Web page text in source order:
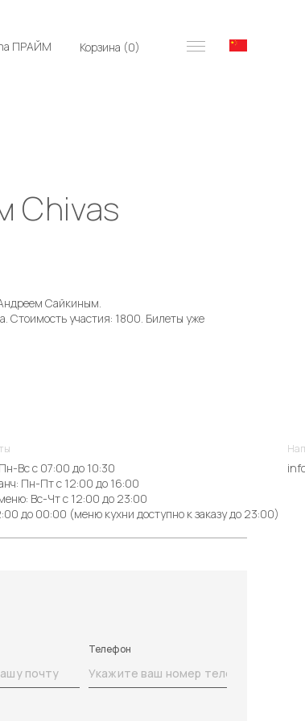
ПРАЙМ Корзина (0)
Chivas
Сайкиным.
Стоимость участия: 1800. Билеты уже
Вс с 07:00 до 10:30
Пн-Пт с 12:00 до 16:00
Вс-Чт с 12:00 до 23:00
до 00:00 (меню кухни доступно к заказу до 23:00)
Телефон